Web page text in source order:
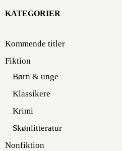
KATEGORIER
Kommende titler
Fiktion
Børn & unge
Klassikere
Krimi
Skønlitteratur
Nonfiktion